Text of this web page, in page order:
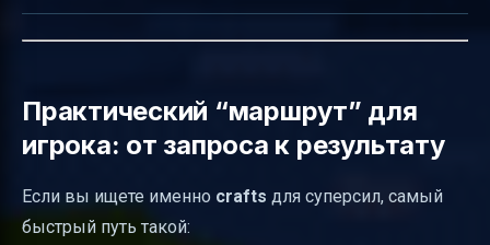
Практический “маршрут” для
игрока: от запроса к результату
Если вы ищете именно crafts для суперсил, самый
быстрый путь такой: